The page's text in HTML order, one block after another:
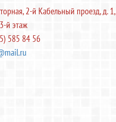
2-й Кабельный проезд, д. 1,
й этаж
585 84 56